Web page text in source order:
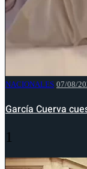
NACIONALES 07/08/
García Cuerva
1